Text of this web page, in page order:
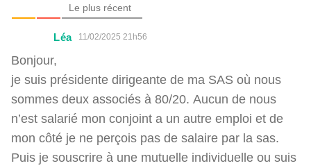
Le plus récent
Léa 11/02/2025 21h56
Bonjour,
je suis présidente dirigeante de ma SAS où nous
sommes deux associés à 80/20. Aucun de nous
n’est salarié mon conjoint a un autre emploi et de
mon côté je ne perçois pas de salaire par la sas.
Puis je souscrire à une mutuelle individuelle ou suis